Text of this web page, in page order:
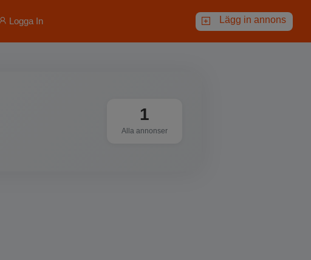
Logga In Lägg in annons
1
Alla annonser